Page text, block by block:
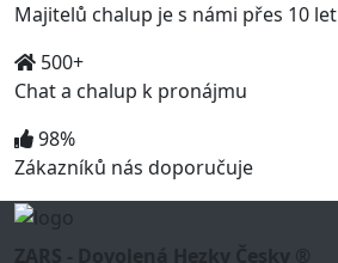
Majitelů chalup je s námi přes 10 let
500+
Chat a chalup k pronájmu
98%
Zákazníků nás doporučuje
ZARS - Dovolená Hezky Česky ®